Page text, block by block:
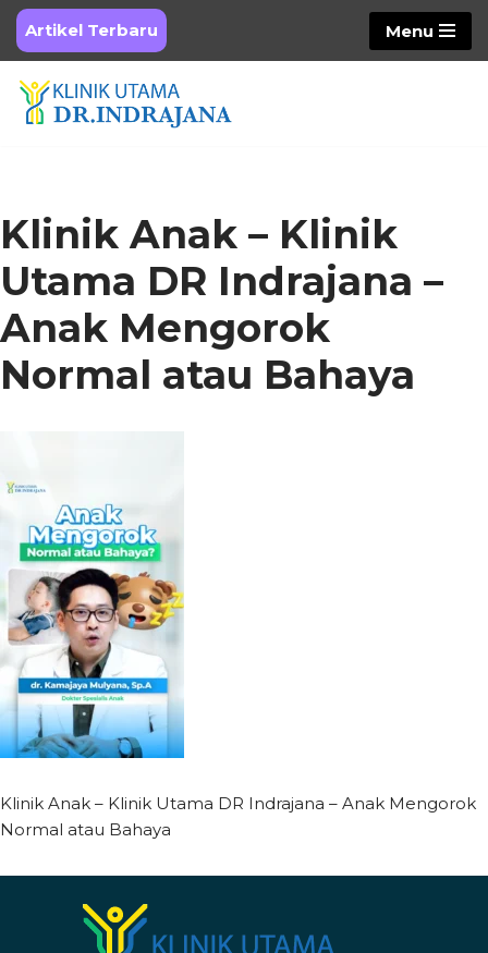
Skip
to
content
Artikel Terbaru Menu
Klinik Anak – Klinik
Utama DR Indrajana –
Anak Mengorok
Normal atau Bahaya
Klinik Anak – Klinik Utama DR Indrajana – Anak Mengorok
Normal atau Bahaya